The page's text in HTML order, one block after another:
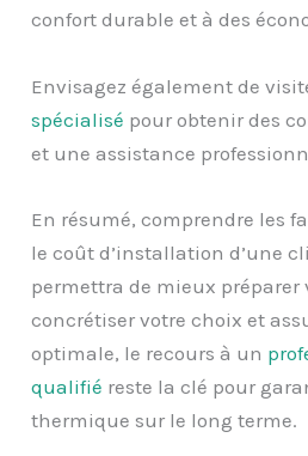
confort durable et à des
Envisagez également de
spécialisé pour obtenir des
et une assistance
En résumé, comprendre les
le coût d’installation d’une
permettra de mieux préparer
concrétiser votre choix et
optimale, le recours à un
qualifié reste la clé pour
thermique sur le long terme.